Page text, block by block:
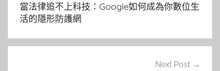
覽
當法律追不上科技：Google如何成為你數位生
活的隱形防護網
Next Post